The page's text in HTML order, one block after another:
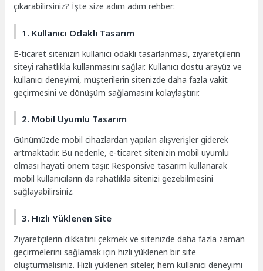
çıkarabilirsiniz? İşte size adım adım rehber:
1. Kullanıcı Odaklı Tasarım
E-ticaret sitenizin kullanıcı odaklı tasarlanması, ziyaretçilerin
siteyi rahatlıkla kullanmasını sağlar. Kullanıcı dostu arayüz ve
kullanıcı deneyimi, müşterilerin sitenizde daha fazla vakit
geçirmesini ve dönüşüm sağlamasını kolaylaştırır.
2. Mobil Uyumlu Tasarım
Günümüzde mobil cihazlardan yapılan alışverişler giderek
artmaktadır. Bu nedenle, e-ticaret sitenizin mobil uyumlu
olması hayati önem taşır. Responsive tasarım kullanarak
mobil kullanıcıların da rahatlıkla sitenizi gezebilmesini
sağlayabilirsiniz.
3. Hızlı Yüklenen Site
Ziyaretçilerin dikkatini çekmek ve sitenizde daha fazla zaman
geçirmelerini sağlamak için hızlı yüklenen bir site
oluşturmalısınız. Hızlı yüklenen siteler, hem kullanıcı deneyimi